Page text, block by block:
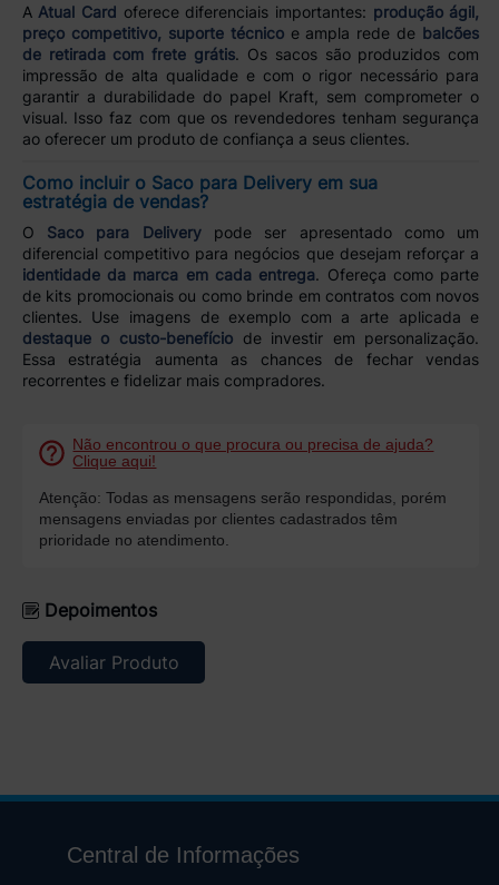
A Atual Card oferece diferenciais importantes: produção ágil,
preço competitivo, suporte técnicoe ampla rede de balcões
de retirada com frete grátis. Os sacos são produzidos com
impressão de alta qualidade e com o rigor necessário para
garantir a durabilidade do papel Kraft, sem comprometer o
visual. Isso faz com que os revendedores tenham segurança
ao oferecer um produto de confiança a seus clientes.
Como incluir o Saco para Delivery em sua
estratégia de vendas?
O Saco para Deliverypode ser apresentado como um
diferencial competitivo para negócios que desejam reforçar a
identidade da marca em cada entrega. Ofereça como parte
de kits promocionais ou como brinde em contratos com novos
clientes. Use imagens de exemplo com a arte aplicada e
destaque o custo-benefíciode investir em personalização.
Essa estratégia aumenta as chances de fechar vendas
recorrentes e fidelizar mais compradores.
Não encontrou o que procura ou precisa de ajuda?
Clique aqui!
Atenção: Todas as mensagens serão respondidas, porém
mensagens enviadas por clientes cadastrados têm
prioridade no atendimento.
Depoimentos
Avaliar Produto
Central de Informações